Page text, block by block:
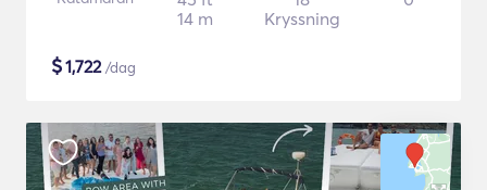
14 m
Kryssning
$1,722/dag